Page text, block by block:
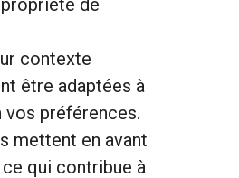
contexte
être adaptées à
vos préférences.
mettent en avant
qui contribue à